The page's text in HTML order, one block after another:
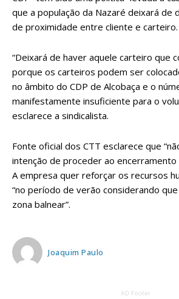
que a população da Nazaré deixará de
de proximidade entre cliente e carteiro.
“Deixará de haver aquele carteiro que
porque os carteiros podem ser
no âmbito do CDP de Alcobaça e o
manifestamente insuficiente para o
esclarece a sindicalista.
Fonte oficial dos CTT esclarece que
intenção de proceder ao encerramento
A empresa quer reforçar os recursos
“no período de verão considerando
zona balnear”.
Joaquim Paulo
AD Footer